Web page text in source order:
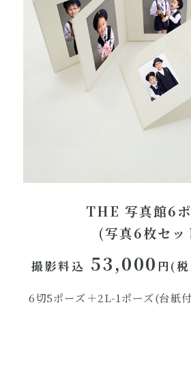
THE 写真館6
(写真6枚セッ
撮影料込 53,000 円(
6切5ポーズ＋2L-1ポーズ(台紙